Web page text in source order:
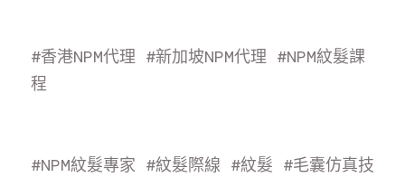
#香港NPM代理 #新加坡NPM代理 #NPM紋髮課
程
#NPM紋髮專家 #紋髮際線 #紋髮 #毛囊仿真技